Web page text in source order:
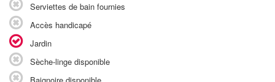
Serviettes de bain fournies
Accès handicapé
Jardin
Sèche-linge disponible